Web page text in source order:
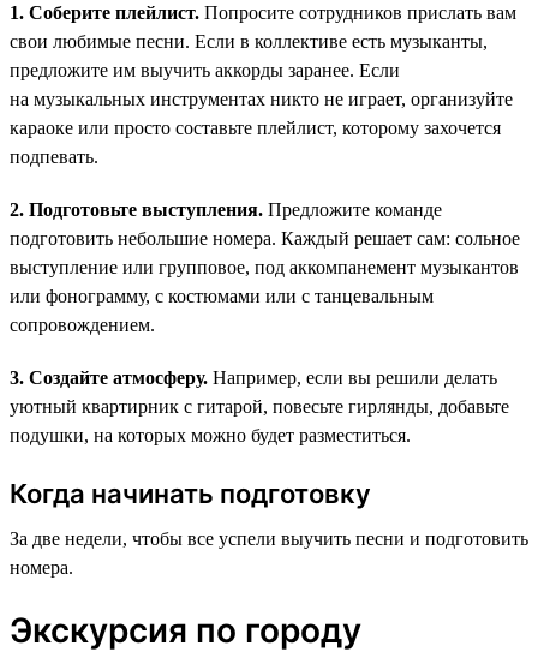
1. Соберите плейлист. Попросите сотрудников прислать вам
свои любимые песни. Если в коллективе есть музыканты,
предложите им выучить аккорды заранее. Если
на музыкальных инструментах никто не играет, организуйте
караоке или просто составьте плейлист, которому захочется
подпевать.
2. Подготовьте выступления. Предложите команде
подготовить небольшие номера. Каждый решает сам: сольное
выступление или групповое, под аккомпанемент музыкантов
или фонограмму, с костюмами или с танцевальным
сопровождением.
3. Создайте атмосферу. Например, если вы решили делать
уютный квартирник с гитарой, повесьте гирлянды, добавьте
подушки, на которых можно будет разместиться.
Когда начинать подготовку
За две недели, чтобы все успели выучить песни и подготовить
номера.
Экскурсия по городу